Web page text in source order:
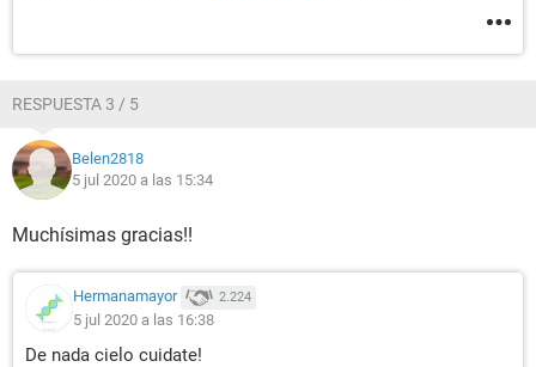
RESPUESTA 3 / 5
Belen2818
5 jul 2020 a las 15:34
Muchísimas gracias!!
Hermanamayor 2.224
5 jul 2020 a las 16:38
De nada cielo cuidate!